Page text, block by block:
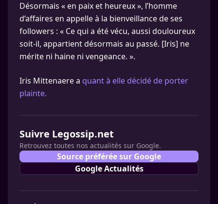
Désormais « en paix et heureux », l’homme
d’affaires en appelle à la bienveillance de ses
followers : « Ce qui a été vécu, aussi douloureux
soit-il, appartient désormais au passé. [Iris] ne
mérite ni haine ni vengeance. ».
Iris Mittenaere a quant à elle décidé de porter
plainte.
Suivre Legossip.net
Retrouvez toutes nos actualités sur Google.
Source préférée sur Google
Google Actualités